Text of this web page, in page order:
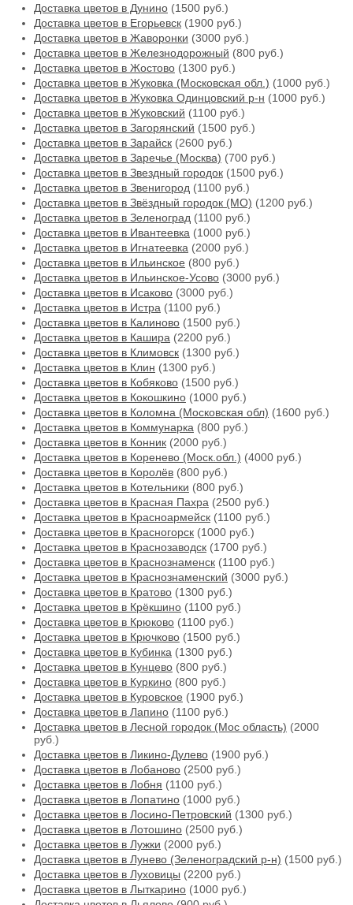
Доставка цветов в Дунино (1500 руб.)
Доставка цветов в Егорьевск (1900 руб.)
Доставка цветов в Жаворонки (3000 руб.)
Доставка цветов в Железнодорожный (800 руб.)
Доставка цветов в Жостово (1300 руб.)
Доставка цветов в Жуковка (Московская обл.) (1000 руб.)
Доставка цветов в Жуковка Одинцовский р-н (1000 руб.)
Доставка цветов в Жуковский (1100 руб.)
Доставка цветов в Загорянский (1500 руб.)
Доставка цветов в Зарайск (2600 руб.)
Доставка цветов в Заречье (Москва) (700 руб.)
Доставка цветов в Звездный городок (1500 руб.)
Доставка цветов в Звенигород (1100 руб.)
Доставка цветов в Звёздный городок (МО) (1200 руб.)
Доставка цветов в Зеленоград (1100 руб.)
Доставка цветов в Ивантеевка (1000 руб.)
Доставка цветов в Игнатеевка (2000 руб.)
Доставка цветов в Ильинское (800 руб.)
Доставка цветов в Ильинское-Усово (3000 руб.)
Доставка цветов в Исаково (3000 руб.)
Доставка цветов в Истра (1100 руб.)
Доставка цветов в Калиново (1500 руб.)
Доставка цветов в Кашира (2200 руб.)
Доставка цветов в Климовск (1300 руб.)
Доставка цветов в Клин (1300 руб.)
Доставка цветов в Кобяково (1500 руб.)
Доставка цветов в Кокошкино (1000 руб.)
Доставка цветов в Коломна (Московская обл) (1600 руб.)
Доставка цветов в Коммунарка (800 руб.)
Доставка цветов в Конник (2000 руб.)
Доставка цветов в Коренево (Моск.обл.) (4000 руб.)
Доставка цветов в Королёв (800 руб.)
Доставка цветов в Котельники (800 руб.)
Доставка цветов в Красная Пахра (2500 руб.)
Доставка цветов в Красноармейск (1100 руб.)
Доставка цветов в Красногорск (1000 руб.)
Доставка цветов в Краснозаводск (1700 руб.)
Доставка цветов в Краснознаменск (1100 руб.)
Доставка цветов в Краснознаменский (3000 руб.)
Доставка цветов в Кратово (1300 руб.)
Доставка цветов в Крёкшино (1100 руб.)
Доставка цветов в Крюково (1100 руб.)
Доставка цветов в Крючково (1500 руб.)
Доставка цветов в Кубинка (1300 руб.)
Доставка цветов в Кунцево (800 руб.)
Доставка цветов в Куркино (800 руб.)
Доставка цветов в Куровское (1900 руб.)
Доставка цветов в Лапино (1100 руб.)
Доставка цветов в Лесной городок (Мос область) (2000
руб.)
Доставка цветов в Ликино-Дулево (1900 руб.)
Доставка цветов в Лобаново (2500 руб.)
Доставка цветов в Лобня (1100 руб.)
Доставка цветов в Лопатино (1000 руб.)
Доставка цветов в Лосино-Петровский (1300 руб.)
Доставка цветов в Лотошино (2500 руб.)
Доставка цветов в Лужки (2000 руб.)
Доставка цветов в Лунево (Зеленоградский р-н) (1500 руб.)
Доставка цветов в Луховицы (2200 руб.)
Доставка цветов в Лыткарино (1000 руб.)